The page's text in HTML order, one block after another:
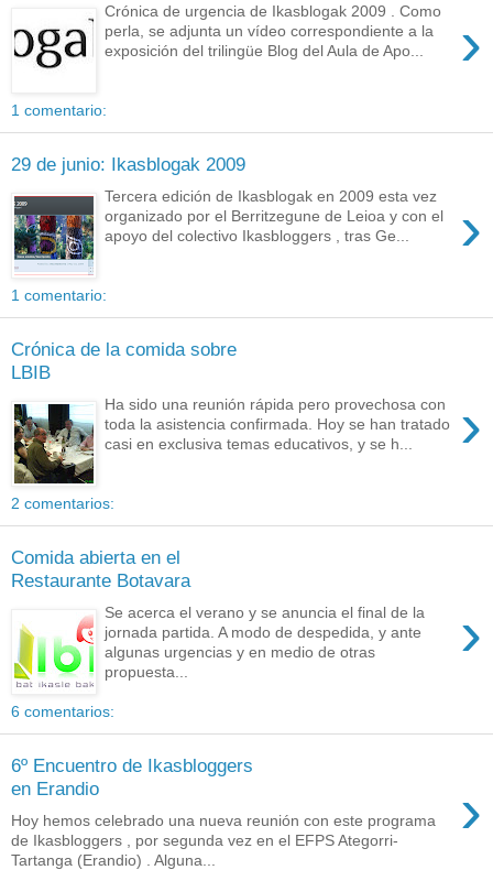
›
Crónica de urgencia de Ikasblogak 2009 . Como
perla, se adjunta un vídeo correspondiente a la
exposición del trilingüe Blog del Aula de Apo...
1 comentario:
29 de junio: Ikasblogak 2009
›
Tercera edición de Ikasblogak en 2009 esta vez
organizado por el Berritzegune de Leioa y con el
apoyo del colectivo Ikasbloggers , tras Ge...
1 comentario:
Crónica de la comida sobre
LBIB
›
Ha sido una reunión rápida pero provechosa con
toda la asistencia confirmada. Hoy se han tratado
casi en exclusiva temas educativos, y se h...
2 comentarios:
Comida abierta en el
Restaurante Botavara
›
Se acerca el verano y se anuncia el final de la
jornada partida. A modo de despedida, y ante
algunas urgencias y en medio de otras
propuesta...
6 comentarios:
6º Encuentro de Ikasbloggers
en Erandio
›
Hoy hemos celebrado una nueva reunión con este programa
de Ikasbloggers , por segunda vez en el EFPS Ategorri-
Tartanga (Erandio) . Alguna...